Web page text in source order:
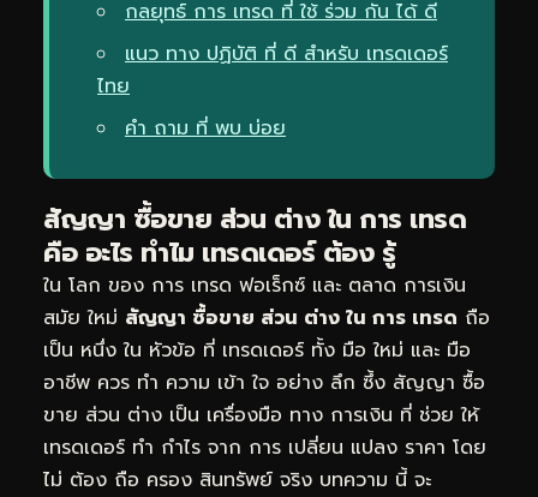
กลยุทธ์ การ เทรด ที่ ใช้ ร่วม กัน ได้ ดี
แนว ทาง ปฏิบัติ ที่ ดี สำหรับ เทรดเดอร์
ไทย
คำ ถาม ที่ พบ บ่อย
สัญญา ซื้อขาย ส่วน ต่าง ใน การ เทรด
คือ อะไร ทำไม เทรดเดอร์ ต้อง รู้
ใน โลก ของ การ เทรด ฟอเร็กซ์ และ ตลาด การเงิน
สมัย ใหม่ สัญญา ซื้อขาย ส่วน ต่าง ใน การ เทรด ถือ
เป็น หนึ่ง ใน หัวข้อ ที่ เทรดเดอร์ ทั้ง มือ ใหม่ และ มือ
อาชีพ ควร ทำ ความ เข้า ใจ อย่าง ลึก ซึ้ง สัญญา ซื้อ
ขาย ส่วน ต่าง เป็น เครื่องมือ ทาง การเงิน ที่ ช่วย ให้
เทรดเดอร์ ทำ กำไร จาก การ เปลี่ยน แปลง ราคา โดย
ไม่ ต้อง ถือ ครอง สินทรัพย์ จริง บทความ นี้ จะ